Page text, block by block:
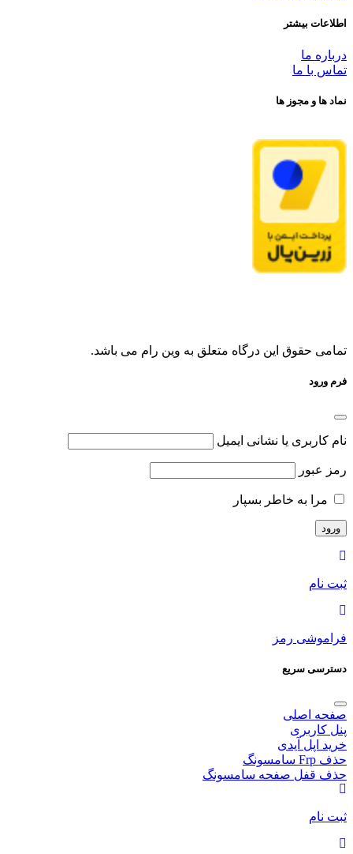
اطلاعات بیشتر
درباره ما
تماس با ما
نماد ها و مجوز ها
تمامی حقوق این درگاه متعلق به وین رام می باشد.
فرم ورود
نام کاربری یا نشانی ایمیل
رمز عبور
مرا به خاطر بسپار
ثبت نام
فراموشی رمز
دسترسی سریع
صفحه اصلی
پنل کاربری
خرید اپل آیدی
حذف Frp سامسونگ
حذف قفل صفحه سامسونگ
ثبت نام